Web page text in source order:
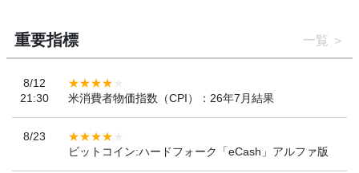
重要指標 一覧
8/12
21:30
米消費者物価指数（CPI）：26年7月結果
8/23
ビットコイン:ハードフォーク「eCash」アルファ版